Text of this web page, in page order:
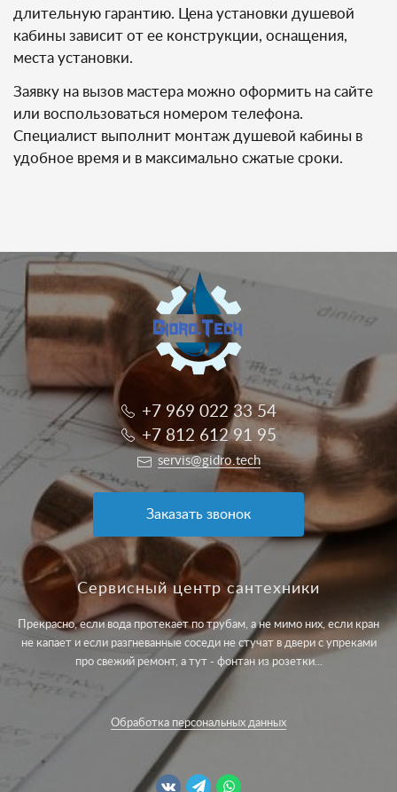
длительную гарантию. Цена установки душевой
кабины зависит от ее конструкции, оснащения,
места установки.
Заявку на вызов мастера можно оформить на сайте
или воспользоваться номером телефона.
Специалист выполнит монтаж душевой кабины в
удобное время и в максимально сжатые сроки.
+7 969 022 33 54
+7 812 612 91 95
servis@gidro.tech
Заказать звонок
Сервисный центр сантехники
Прекрасно, если вода протекает по трубам, а не мимо них, если кран
не капает и если разгневанные соседи не стучат в двери с упреками
про свежий ремонт, а тут - фонтан из розетки...
Обработка персональных данных